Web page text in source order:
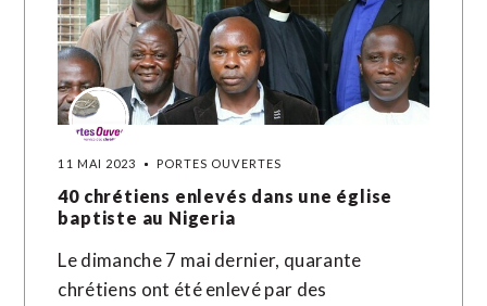
11 MAI 2023 PORTES OUVERTES
40 chrétiens enlevés dans une église
baptiste au Nigeria
Le dimanche 7 mai dernier, quarante
chrétiens ont été enlevé par des